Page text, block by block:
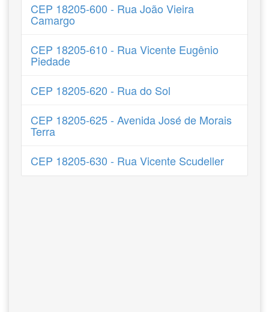
CEP 18205-600 - Rua João Vieira
Camargo
CEP 18205-610 - Rua Vicente Eugênio
Piedade
CEP 18205-620 - Rua do Sol
CEP 18205-625 - Avenida José de Morais
Terra
CEP 18205-630 - Rua Vicente Scudeller